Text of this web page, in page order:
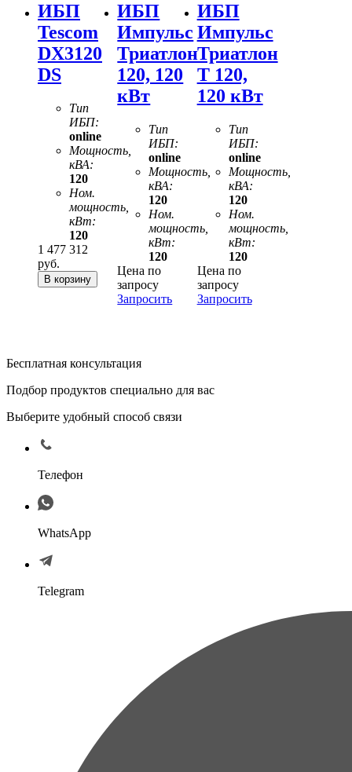
ИБП
Tescom
DX3120
DS
Тип
ИБП:
online
Мощность,
кВА:
120
Ном.
мощность,
кВт:
120
1 477 312
руб.
ИБП
Импульс
Триатлон
120, 120
кВт
Тип
ИБП:
online
Мощность,
кВА:
120
Ном.
мощность,
кВт:
120
Цена по
запросу
Запросить
ИБП
Импульс
Триатлон
Т 120,
120 кВт
Тип
ИБП:
online
Мощность,
кВА:
120
Ном.
мощность,
кВт:
120
Цена по
запросу
Запросить
Бесплатная консультация
Подбор продуктов специально для вас
Выберите удобный способ связи
Телефон
WhatsApp
Telegram